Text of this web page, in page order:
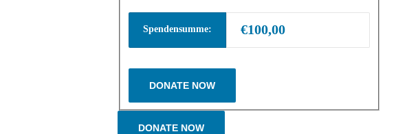
Spendensumme: €100,00
DONATE NOW